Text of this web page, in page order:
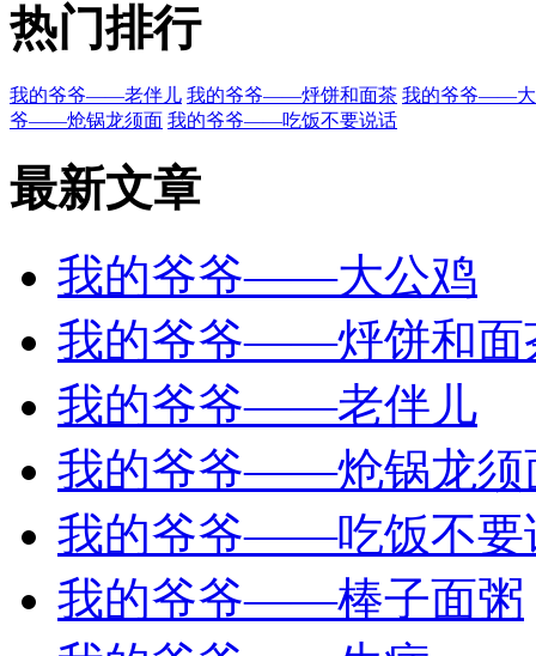
热门排行
我的爷爷——老伴儿 我的爷爷——烀饼和面茶 我的爷爷——大
爷——炝锅龙须面 我的爷爷——吃饭不要说话
最新文章
我的爷爷——大公鸡
我的爷爷——烀饼和面
我的爷爷——老伴儿
我的爷爷——炝锅龙须
我的爷爷——吃饭不要
我的爷爷——棒子面粥